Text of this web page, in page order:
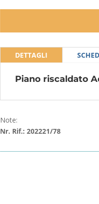
DETTAGLI
Piano riscaldato
Note:
Nr. Rif.: 202221/78